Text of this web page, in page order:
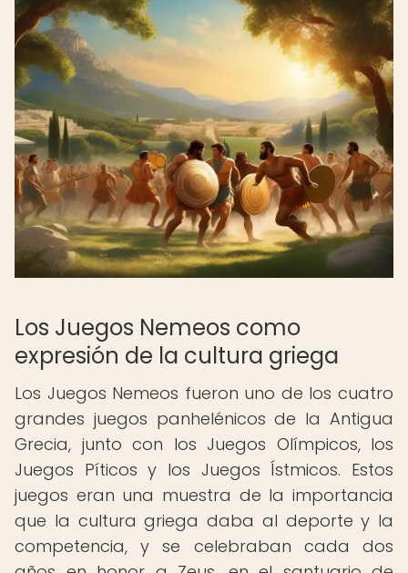
Los Juegos Nemeos como
expresión de la cultura griega
Los Juegos Nemeos fueron uno de los cuatro
grandes juegos panhelénicos de la Antigua
Grecia, junto con los Juegos Olímpicos, los
Juegos Píticos y los Juegos Ístmicos. Estos
juegos eran una muestra de la importancia
que la cultura griega daba al deporte y la
competencia, y se celebraban cada dos